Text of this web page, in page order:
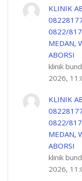
KLINIK
0822/
MEDAN,
ABORSI
klinik
2026,
KLINIK
0822/
MEDAN,
ABORSI
klinik
2026,